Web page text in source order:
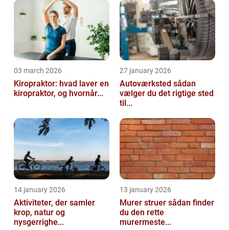
03 march 2026
Kiropraktor: hvad laver en
kiropraktor, og hvornår...
27 january 2026
Autoværksted sådan
vælger du det rigtige sted
til...
14 january 2026
Aktiviteter, der samler
krop, natur og
nysgerrighe...
13 january 2026
Murer struer sådan finder
du den rette
murermeste...